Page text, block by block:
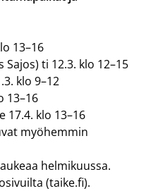
13–16
ti 12.3. klo 12–15
klo 9–12
13–16
17.4. klo 13–16
myöhemmin
helmikuussa.
(taike.fi).